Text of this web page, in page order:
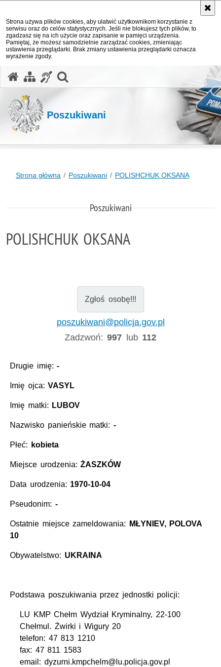
Strona używa plików cookies, aby ułatwić użytkownikom korzystanie z
serwisu oraz do celów statystycznych. Jeśli nie blokujesz tych plików, to
zgadzasz się na ich użycie oraz zapisanie w pamięci urządzenia.
Pamiętaj, że możesz samodzielnie zarządzać cookies, zmieniając
ustawienia przeglądarki. Brak zmiany ustawienia przeglądarki oznacza
wyrażenie zgody.
Poszukiwani
Strona główna Poszukiwani POLISHCHUK OKSANA
Poszukiwani
POLISHCHUK OKSANA
Zgłoś osobę!!!
poszukiwani@policja.gov.pl
Zadzwoń:997 lub 112
Drugie imię:-
Imię ojca:VASYL
Imię matki: LUBOV
Nazwisko panieńskie matki: -
Płeć: kobieta
Miejsce urodzenia:ŻASZKÓW
Data urodzenia: 1970-10-04
Pseudonim: -
Ostatnie miejsce zameldowania:
MŁYNIEV, POLOVA
10
Obywatelstwo: UKRAINA
Podstawa poszukiwania przez jednostki policji:
LU KMP Chełm Wydział Kryminalny, 22-100
Chełmul. Żwirki i Wigury 20
telefon: 47 813 1210
fax: 47 811 1583
email: dyzurni.kmpchelm@lu.policja.gov.pl